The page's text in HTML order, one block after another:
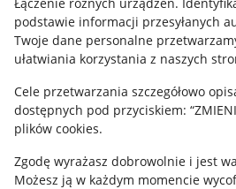
podstawie informacji przesyłanych
Twoje dane personalne
ułatwiania korzystania z naszych
Cele przetwarzania szczegółowo
dostępnych pod przyciskiem:
plików cookies.
Zgodę wyrażasz dobrowolnie i jest
Możesz ją w każdym momencie
Polityka plików "cookies"
Ustawienia plików "cookies"
Udostępnianie lokalizacji
Informacje dla Aktu o Usługach
Pobierz aplikację